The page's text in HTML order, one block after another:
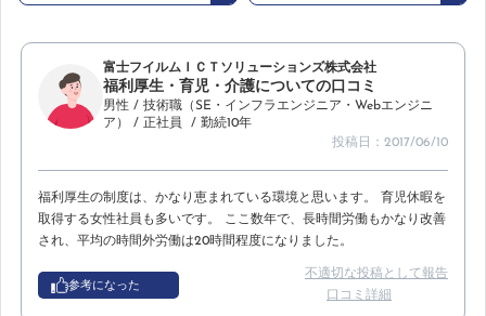
富士フイルムＩＣＴソリューションズ株式会社
福利厚生・育児・介護についての口コミ
男性 / 技術職（SE・インフラエンジニア・Webエンジニ
ア）
/ 正社員
/ 勤続10年
投稿日：2017/06/10
福利厚生の制度は、かなり恵まれている環境と思います。 育児休暇を
取得する女性社員も多いです。 ここ数年で、長時間労働もかなり改善
され、平均の時間外労働は20時間程度になりました。
参考になった
不適切な投稿として報告
口コミ詳細